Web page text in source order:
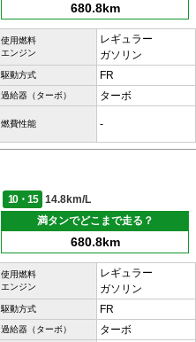
680.8km
使用燃料
エンジン
レギュラー
ガソリン
駆動方式 FR
過給器（ターボ） ターボ
燃費性能 -
10・15
14.8km/L
満タンでどこまで走る？
680.8km
使用燃料
エンジン
レギュラー
ガソリン
駆動方式 FR
過給器（ターボ） ターボ